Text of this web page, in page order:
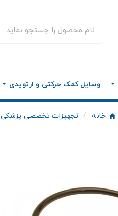
وسایل کمک حرکتی و ارتوپدی
خانه تجهیزات تخصصی پزشکی